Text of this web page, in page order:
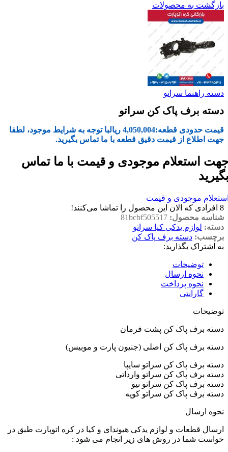
بازگشت به محصولات
دسته راهنما سراتو
دسته برف پاک کن سراتو
قیمت حدودی قطعه:4,050,004 ریالبا توجه به شرایط موجود، لطفا
جهت اطلاع از قیمت دقیق قطعه با ما تماس بگیرید.
استعلام موجودی و قیمت با ما تماس
موجودی و قیمت
8 افرادی که الان این محصول را تماشا می‌کنند!
شناسه محصول: 81bcbf505517
دسته: لوازم یدکی کیا سراتو
برچسب: دسته برف پاک کن
به اشتراک بگذارید:
توضیحات
نحوه ارسال
نحوه پرداخت
گارانتی
توضیحات
دسته برف پاک کن پشت فرمان
دسته برف پاک کن اصلی (جنیون پارت و موبیس)
دسته برف پاک کن سراتو سایپا
دسته برف پاک کن سراتو وارداتی
دسته برف پاک کن سراتو نیو
دسته برف پاک کن سراتو کوپه
نحوه ارسال
ارسال قطعات و لوازم یدکی هیوندای و کیا در کره اتوپارت طبق در
خواست شما در روش های زیر انجام می شود :